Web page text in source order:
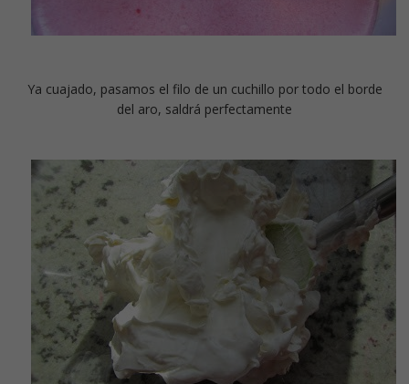
Ya cuajado, pasamos el filo de un cuchillo por todo el borde
del aro, saldrá perfectamente